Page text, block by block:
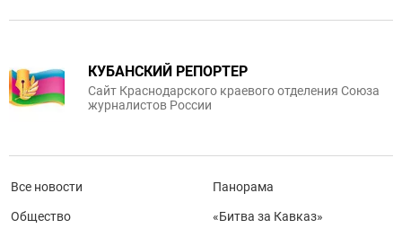
КУБАНСКИЙ РЕПОРТЕР
Сайт Краснодарского краевого отделения Союза
журналистов России
Все новости
Общество
Панорама
«Битва за Кавказ»